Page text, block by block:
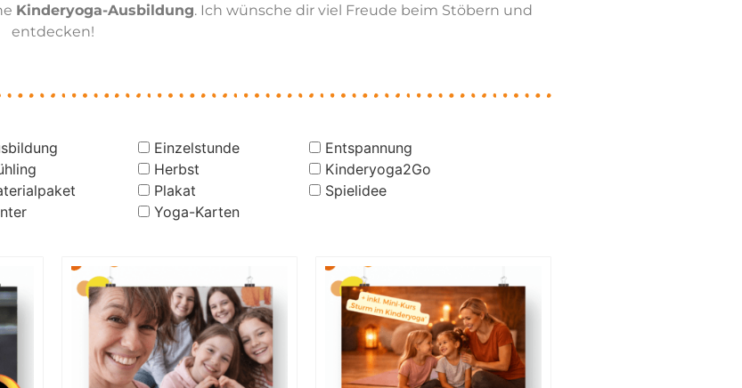
Kinderyoga-Ausbildung. Ich wünsche dir viel Freude beim Stöbern und
entdecken!
Einzelstunde
Entspannung
Herbst
Kinderyoga2Go
Plakat
Spielidee
Yoga-Karten